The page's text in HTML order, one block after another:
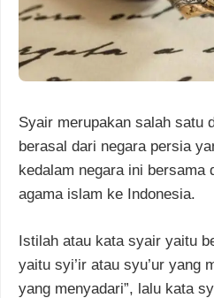
Syair merupakan salah satu
berasal dari negara persia
kedalam negara ini bersama
agama islam ke Indonesia.
Istilah atau kata syair yaitu
yaitu syi’ir atau syu’ur yang
yang menyadari”, lalu kata